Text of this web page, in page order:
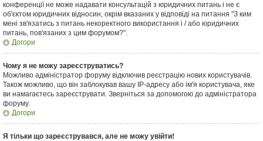
конференції не може надавати консультацій з юридичних питань і не є
об'єктом юридичних відносин, окрім вказаних у відповіді на питання "З ким
мені зв'язатись з питань некоректного використання і / або юридичних
питань, пов'язаних з цим форумом?".
Догори
Чому я не можу зареєструватись?
Можливо адміністратор форуму відключив реєстрацію нових користувачів.
Також можливо, що він заблокував вашу IP-адресу або ім'я користувача, яке
ви намагаєтесь зареєструвати. Зверніться за допомогою до адміністратора
форуму.
Догори
Я тільки що зареєструвався, але не можу увійти!